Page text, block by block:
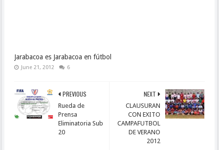
Jarabacoa es Jarabacoa en fútbol
June 21, 2012 6
NEXT
CLAUSURAN
CON EXITO
CAMPAFUTBOL
DE VERANO
2012
PREVIOUS
Rueda de
Prensa
Eliminatoria Sub
20